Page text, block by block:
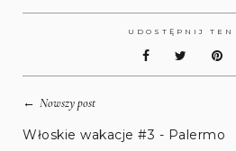
UDOSTĘPNIJ
←Nowszy post
Włoskie wakacje #3 - Palermo